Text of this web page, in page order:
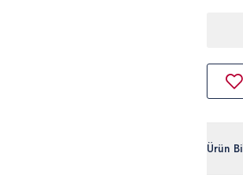
Ürün